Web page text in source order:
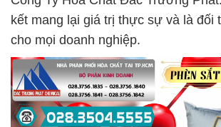
kết mang lại giá trị thực sự và là đối
cho mọi doanh nghiệp.